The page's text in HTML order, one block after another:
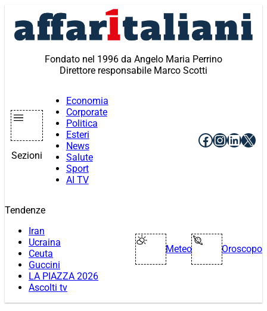
contenuto
Fondato nel 1996 da Angelo Maria Perrino
Direttore responsabile Marco Scotti
Sezioni
Economia
Corporate
Politica
Esteri
News
Salute
Sport
AI TV
Facebook
X
Tendenze
Iran
Ucraina
Ceuta
Guccini
LA PIAZZA 2026
Ascolti tv
Meteo Oroscopo